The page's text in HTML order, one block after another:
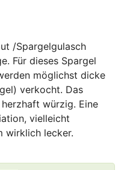
/Spargelgulasch
Für dieses Spargel
möglichst dicke
verkocht. Das
würzig. Eine
vielleicht
wirklich lecker.